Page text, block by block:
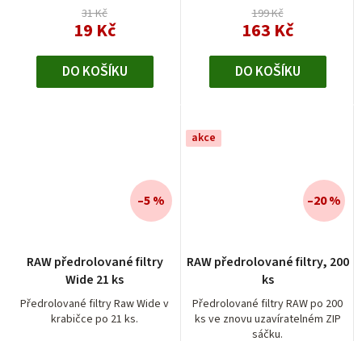
31 Kč
19 Kč
DO KOŠÍKU
199 Kč
163 Kč
DO KOŠÍKU
RAW předrolované filtry
Wide 21 ks
Předrolované filtry Raw Wide v
krabičce po 21 ks.
–5 %
akce
RAW předrolované filtry, 200
ks
Předrolované filtry RAW po 200
ks ve znovu uzavíratelném ZIP
sáčku.
–20 %